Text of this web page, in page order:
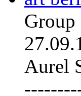
Aurel